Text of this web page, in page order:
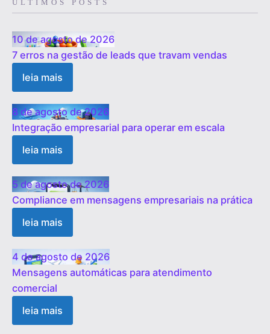
ÚLTIMOS POSTS
10 de agosto de 2026
7 erros na gestão de leads que travam vendas
leia mais
8 de agosto de 2026
Integração empresarial para operar em escala
leia mais
5 de agosto de 2026
Compliance em mensagens empresariais na prática
leia mais
4 de agosto de 2026
Mensagens automáticas para atendimento
comercial
leia mais